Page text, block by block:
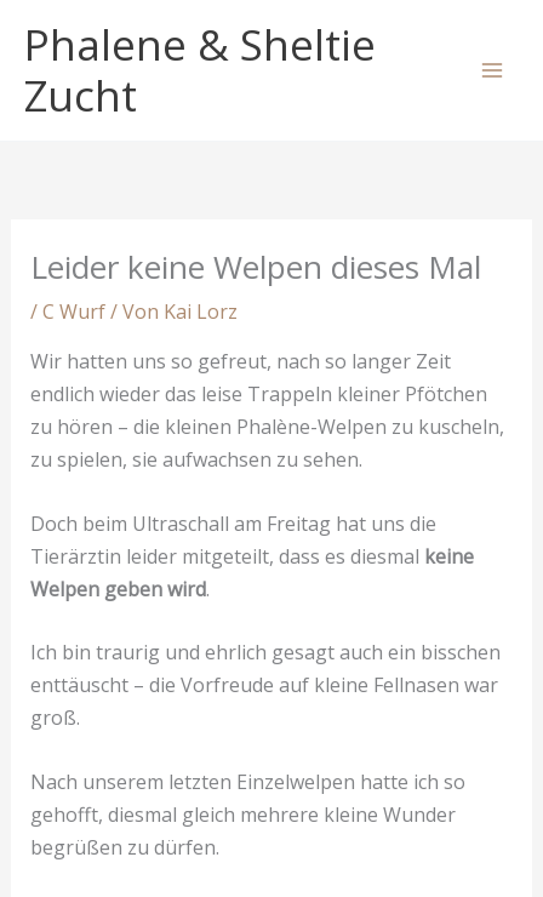
Inhalt
springen
Phalene & Sheltie
Zucht
Leider keine Welpen dieses Mal
/C Wurf/ Von Kai Lorz
Wir hatten uns so gefreut, nach so langer Zeit
endlich wieder das leise Trappeln kleiner Pfötchen
zu hören – die kleinen Phalène-Welpen zu kuscheln,
zu spielen, sie aufwachsen zu sehen.
Doch beim Ultraschall am Freitag hat uns die
Tierärztin leider mitgeteilt, dass es diesmal keine
Welpen geben wird.
Ich bin traurig und ehrlich gesagt auch ein bisschen
enttäuscht – die Vorfreude auf kleine Fellnasen war
groß.
Nach unserem letzten Einzelwelpen hatte ich so
gehofft, diesmal gleich mehrere kleine Wunder
begrüßen zu dürfen.